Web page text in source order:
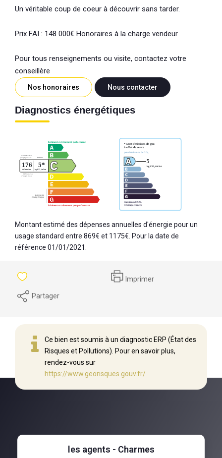
Un véritable coup de coeur à découvrir sans tarder.
Prix FAI : 148 000€ Honoraires à la charge vendeur
Pour tous renseignements ou visite, contactez votre
conseillère
Nos honoraires Nous contacter
Diagnostics énergétiques
Montant estimé des dépenses annuelles d'énergie pour un
usage standard entre 869€ et 1175€. Pour la date de
référence 01/01/2021.
Imprimer
Partager
Ce bien est soumis à un diagnostic ERP (État des
Risques et Pollutions). Pour en savoir plus,
rendez-vous sur
https://www.georisques.gouv.fr/
les agents - Charmes